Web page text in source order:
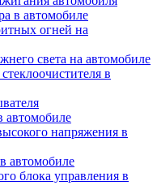
в автомобиле
огней на
света на автомобиле
в
автомобиле
напряжения в
автомобиле
блока управления в